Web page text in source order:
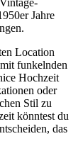
Jahre
Location
funkelnden
Hochzeit
oder
Stil zu
könntest du
das